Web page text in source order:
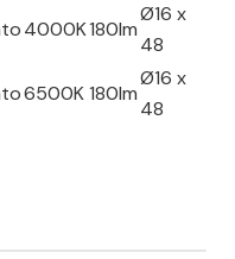
4000K180lm
Ø16 x
48
6500K180lm
Ø16 x
48